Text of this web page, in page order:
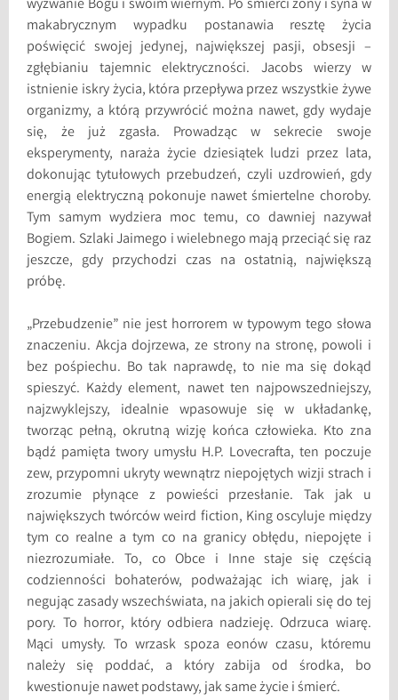
wyzwanie Bogu i swoim wiernym. Po śmierci żony i syna w
makabrycznym wypadku postanawia resztę życia
poświęcić swojej jedynej, największej pasji, obsesji –
zgłębianiu tajemnic elektryczności. Jacobs wierzy w
istnienie iskry życia, która przepływa przez wszystkie żywe
organizmy, a którą przywrócić można nawet, gdy wydaje
się, że już zgasła. Prowadząc w sekrecie swoje
eksperymenty, naraża życie dziesiątek ludzi przez lata,
dokonując tytułowych przebudzeń, czyli uzdrowień, gdy
energią elektryczną pokonuje nawet śmiertelne choroby.
Tym samym wydziera moc temu, co dawniej nazywał
Bogiem. Szlaki Jaimego i wielebnego mają przeciąć się raz
jeszcze, gdy przychodzi czas na ostatnią, największą
próbę.
„Przebudzenie” nie jest horrorem w typowym tego słowa
znaczeniu. Akcja dojrzewa, ze strony na stronę, powoli i
bez pośpiechu. Bo tak naprawdę, to nie ma się dokąd
spieszyć. Każdy element, nawet ten najpowszedniejszy,
najzwyklejszy, idealnie wpasowuje się w układankę,
tworząc pełną, okrutną wizję końca człowieka. Kto zna
bądź pamięta twory umysłu H.P. Lovecrafta, ten poczuje
zew, przypomni ukryty wewnątrz niepojętych wizji strach i
zrozumie płynące z powieści przesłanie. Tak jak u
największych twórców weird fiction, King oscyluje między
tym co realne a tym co na granicy obłędu, niepojęte i
niezrozumiałe. To, co Obce i Inne staje się częścią
codzienności bohaterów, podważając ich wiarę, jak i
negując zasady wszechświata, na jakich opierali się do tej
pory. To horror, który odbiera nadzieję. Odrzuca wiarę.
Mąci umysły. To wrzask spoza eonów czasu, któremu
należy się poddać, a który zabija od środka, bo
kwestionuje nawet podstawy, jak same życie i śmierć.